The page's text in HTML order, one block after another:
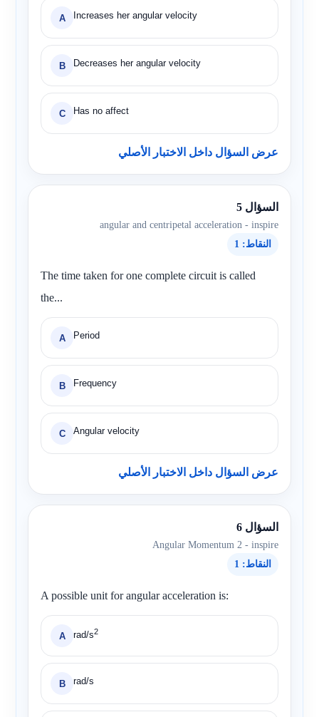
A Increases her angular velocity
B Decreases her angular velocity
C Has no affect
عرض السؤال داخل الاختبار الأصلي
السؤال 5
angular and centripetal acceleration - inspire
النقاط: 1
The time taken for one complete circuit is called
the...
A Period
B Frequency
C Angular velocity
عرض السؤال داخل الاختبار الأصلي
السؤال 6
Angular Momentum 2 - inspire
النقاط: 1
A possible unit for angular acceleration is:
A rad/s2
B rad/s